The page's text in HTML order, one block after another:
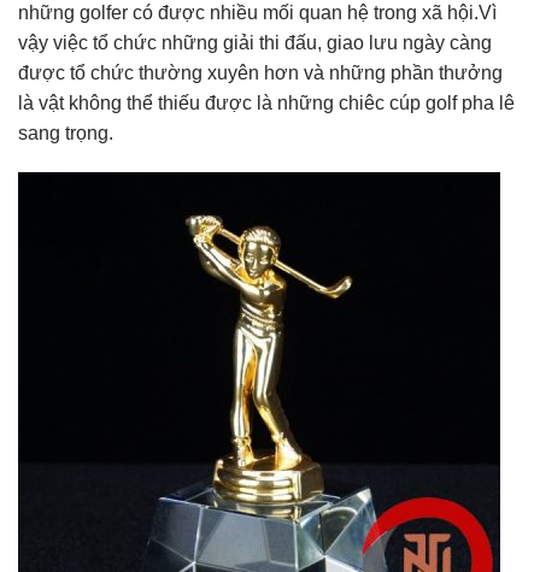
những golfer có được nhiều mối quan hệ trong xã hội.Vì
vậy việc tổ chức những giải thi đấu, giao lưu ngày càng
được tổ chức thường xuyên hơn và những phần thưởng
là vật không thể thiếu được là những chiêc cúp golf pha lê
sang trọng.